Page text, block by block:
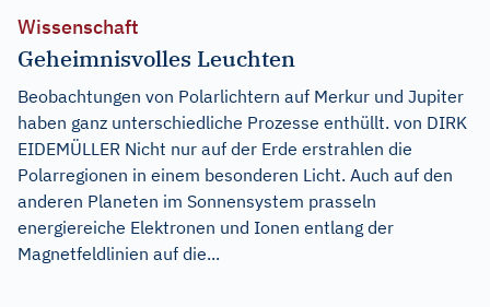
Wissenschaft
Geheimnisvolles Leuchten
Beobachtungen von Polarlichtern auf Merkur und Jupiter
haben ganz unterschiedliche Prozesse enthüllt. von DIRK
EIDEMÜLLER Nicht nur auf der Erde erstrahlen die
Polarregionen in einem besonderen Licht. Auch auf den
anderen Planeten im Sonnensystem prasseln
energiereiche Elektronen und Ionen entlang der
Magnetfeldlinien auf die...